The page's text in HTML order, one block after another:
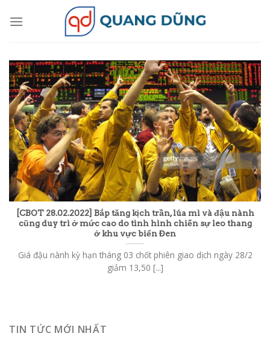
[CBOT 28.02.2022] Bắp tăng kịch trần, lúa mì và đậu nành
cũng duy trì ở mức cao do tình hình chiến sự leo thang
ở khu vực biển Đen
Giá đậu nành kỳ hạn tháng 03 chốt phiên giao dịch ngày 28/2
giảm 13,50 [...]
TIN TỨC MỚI NHẤT